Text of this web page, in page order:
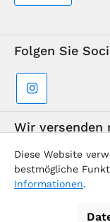
Folgen Sie
Wir versenden
Diese Website
bestmögliche
Informationen.